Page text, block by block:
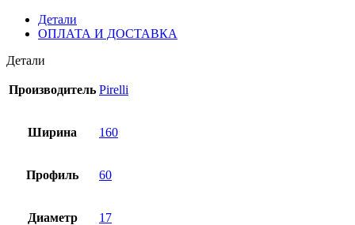
Детали
ОПЛАТА И ДОСТАВКА
Детали
Производитель Pirelli
Ширина 160
Профиль 60
Диаметр 17